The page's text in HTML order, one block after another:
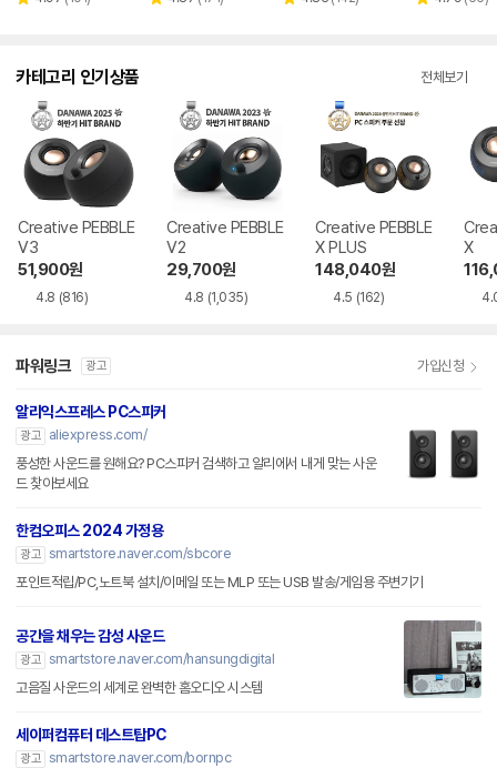
별
별
별
별
카테고리 인기상품 전체보기
Creative PEBBLE
V3
51,900원
4.8 (816)
Creative PEBBLE
V2
29,700원
4.8 (1,035)
Creative PEBBLE
X PLUS
148,040원
4.5 (162)
X
파워링크 광고 가입신청
알리익스프레스 PC스피커
광고
aliexpress.com/
풍성한 사운드를 원해요? PC스피커 검색하고 알리에서 내게 맞는 사운
드 찾아보세요
한컴오피스 2024 가정용
광고 smartstore.naver.com/sbcore
포인트적립/PC,노트북 설치/이메일 또는 MLP 또는 USB 발송/게임용 주변기기
공간을 채우는 감성 사운드
광고 smartstore.naver.com/hansungdigital
고음질 사운드의 세계로 완벽한 홈오디오 시스템
세이퍼컴퓨터 데스트탑PC
광고 smartstore.naver.com/bornpc